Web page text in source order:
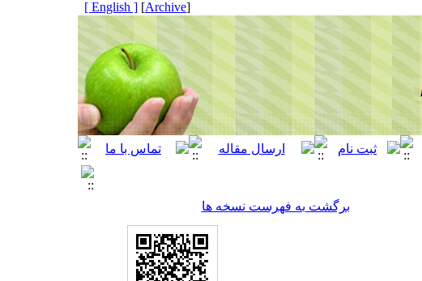
[
Archive
]
[ English ]
برگشت به فهرست نسخه ها